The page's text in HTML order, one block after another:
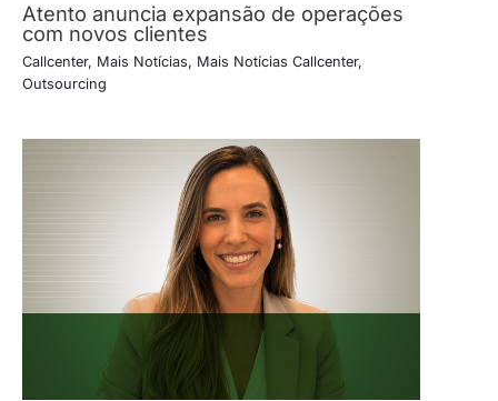
Atento anuncia expansão de operações
com novos clientes
Callcenter, Mais Notícias, Mais Notícias Callcenter,
Outsourcing